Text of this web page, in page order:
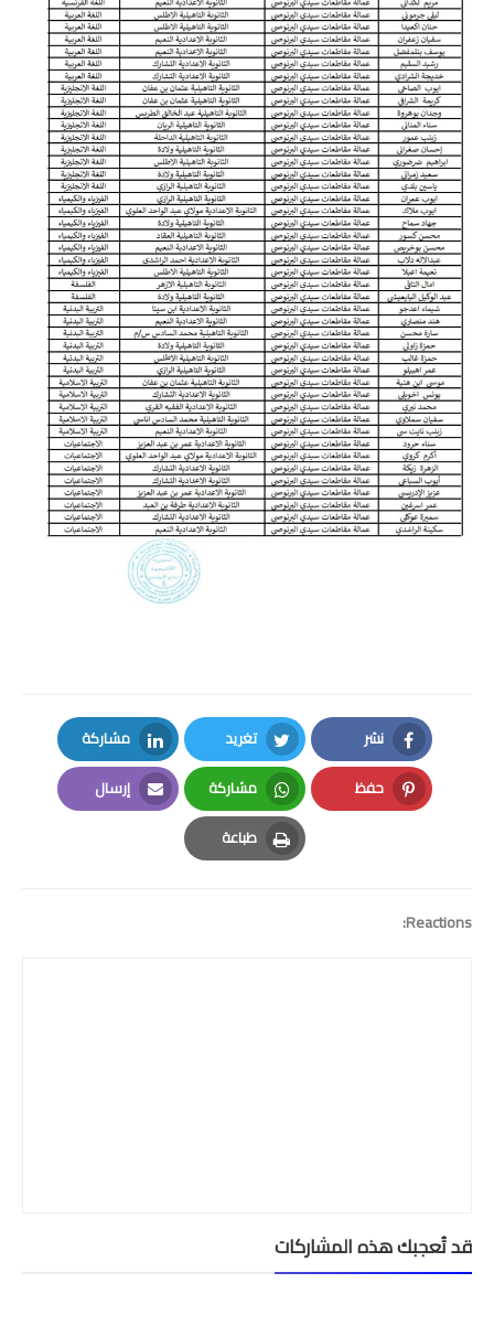
امتحانات مهنية
التفتيش
باكالوريا
التعليم عن بعد
نشر
Facebook
تغريد
Twitter
مشاركة
LinkedIn
حفظ
Pinterest
مشاركة
Whatsapp
إرسال
Email
طباعة
Print
Reactions:
قد تُعجبك هذه المشاركات